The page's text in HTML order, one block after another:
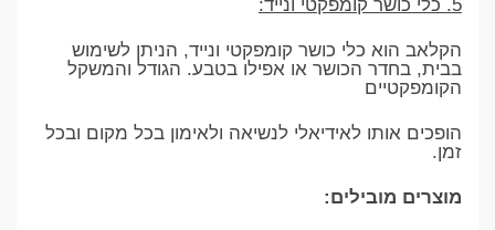
5. כלי כושר קומפקטי ונייד:
הקלאב הוא כלי כושר קומפקטי ונייד, הניתן לשימוש
בבית, בחדר הכושר או אפילו בטבע. הגודל והמשקל
הקומפקטיים
הופכים אותו לאידיאלי לנשיאה ולאימון בכל מקום ובכל
זמן.
מוצרים מובילים: